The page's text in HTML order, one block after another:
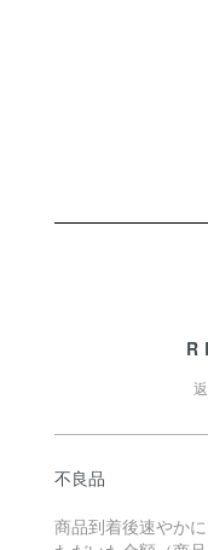
不良品
商品到着後速やか